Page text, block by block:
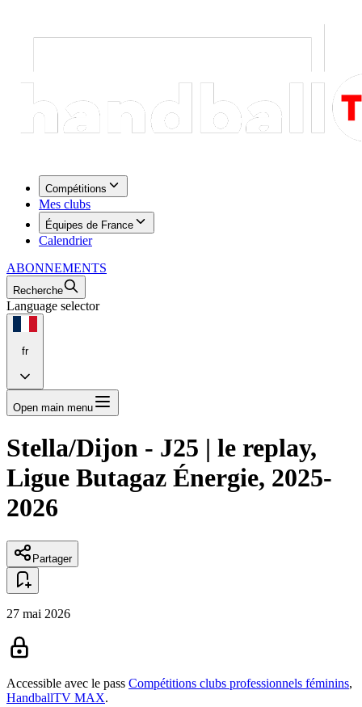
Compétitions
Mes clubs
Équipes de France
Calendrier
ABONNEMENTS
Recherche
Language selector
fr
Open main menu
Stella/Dijon - J25 | le replay,
Ligue Butagaz Énergie, 2025-
2026
Partager
27 mai 2026
Accessible avec le pass Compétitions clubs professionnels féminins,
HandballTV MAX.